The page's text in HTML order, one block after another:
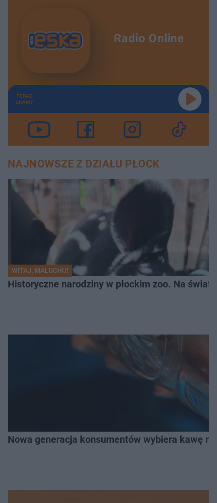
Radio Online
TERAZ
GRAMY
NAJNOWSZE Z DZIAŁU PŁOCK
WITAJ, MALUCHU!
Historyczne narodziny w płockim zoo. Na świat
Nowa generacja konsumentów wybiera kawę